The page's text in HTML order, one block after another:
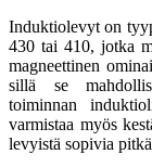
Induktiolevyt on
430 tai 410, jotka
magneettinen
sillä se
toiminnan
varmistaa myös
levyistä sopivia